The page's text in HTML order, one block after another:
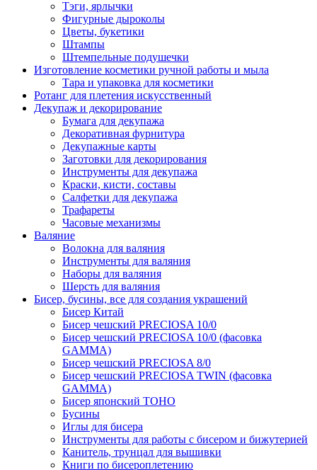
Тэги, ярлычки
Фигурные дыроколы
Цветы, букетики
Штампы
Штемпельные подушечки
Изготовление косметики ручной работы и мыла
Тара и упаковка для косметики
Ротанг для плетения искусственный
Декупаж и декорирование
Бумага для декупажа
Декоративная фурнитура
Декупажные карты
Заготовки для декорирования
Инструменты для декупажа
Краски, кисти, составы
Салфетки для декупажа
Трафареты
Часовые механизмы
Валяние
Волокна для валяния
Инструменты для валяния
Наборы для валяния
Шерсть для валяния
Бисер, бусины, все для создания украшений
Бисер Китай
Бисер чешский PRECIOSA 10/0
Бисер чешский PRECIOSA 10/0 (фасовка
GAMMA)
Бисер чешский PRECIOSA 8/0
Бисер чешский PRECIOSA TWIN (фасовка
GAMMA)
Бисер японский TOHO
Бусины
Иглы для бисера
Инструменты для работы с бисером и бижутерией
Канитель, трунцал для вышивки
Книги по бисероплетению